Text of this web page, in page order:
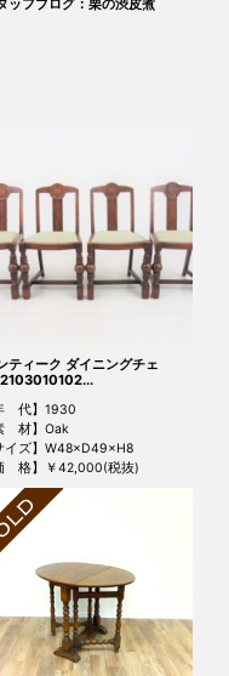
ッフブログ：栗の渋皮煮
ティーク ダイニングチェ
代】1930
材】Oak
イズ】W48×D49×H8
格】￥42,000(税抜)